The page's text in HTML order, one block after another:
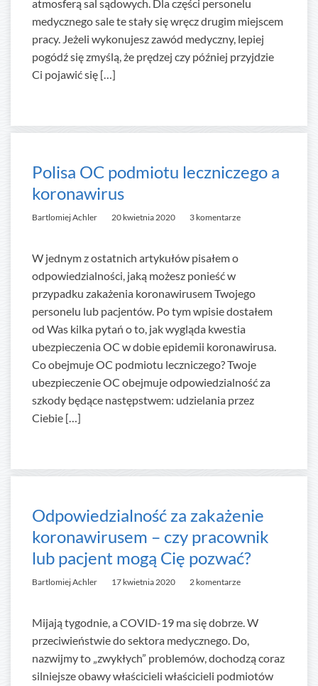
atmosferą sal sądowych. Dla części personelu
medycznego sale te stały się wręcz drugim miejscem
pracy. Jeżeli wykonujesz zawód medyczny, lepiej
pogódź się zmyślą, że prędzej czy później przyjdzie
Ci pojawić się […]
Polisa OC podmiotu leczniczego a
koronawirus
Bartlomiej Achler 20 kwietnia 2020 3 komentarze
W jednym z ostatnich artykułów pisałem o
odpowiedzialności, jaką możesz ponieść w
przypadku zakażenia koronawirusem Twojego
personelu lub pacjentów. Po tym wpisie dostałem
od Was kilka pytań o to, jak wygląda kwestia
ubezpieczenia OC w dobie epidemii koronawirusa.
Co obejmuje OC podmiotu leczniczego? Twoje
ubezpieczenie OC obejmuje odpowiedzialność za
szkody będące następstwem: udzielania przez
Ciebie […]
Odpowiedzialność za zakażenie
koronawirusem – czy pracownik
lub pacjent mogą Cię pozwać?
Bartlomiej Achler 17 kwietnia 2020 2 komentarze
Mijają tygodnie, a COVID-19 ma się dobrze. W
przeciwieństwie do sektora medycznego. Do,
nazwijmy to „zwykłych” problemów, dochodzą coraz
silniejsze obawy właścicieli właścicieli podmiotów